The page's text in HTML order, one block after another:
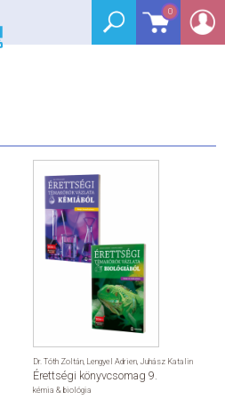
0
Dr. Tóth Zoltán Lengyel Adrien Juhász Katalin
Érettségi könyvcsomag 9.
kémia & biológia